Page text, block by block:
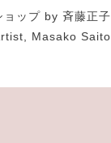
ョップ by 斉藤正子
Masako Saito